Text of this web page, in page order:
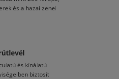
és a hazai zenei
és kínálatú
biztosít